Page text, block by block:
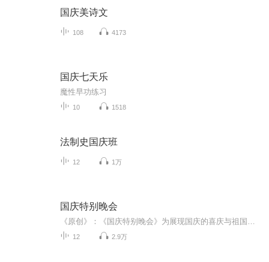
国庆美诗文
108 4173
国庆七天乐
魔性早功练习
10 1518
法制史国庆班
12 1万
国庆特别晚会
12 2.9万